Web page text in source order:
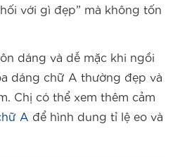
với gì đẹp” mà không tốn
dáng và dễ mặc khi ngồi
dáng chữ A thường đẹp và
Chị có thể xem thêm cảm
A để hình dung tỉ lệ eo và